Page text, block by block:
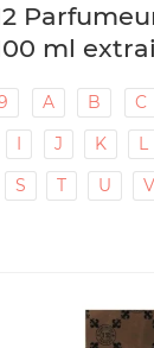
ml
A B C
I J K L
S T U V